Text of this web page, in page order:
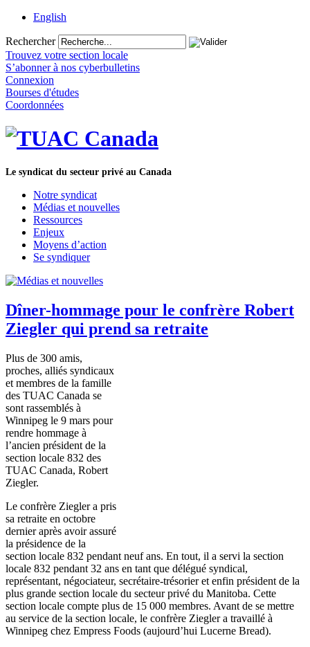
English
Rechercher
Trouvez votre section locale
S’abonner à nos cyberbulletins
Connexion
Bourses d'études
Coordonnées
Le syndicat du secteur privé au Canada
Notre syndicat
Médias et nouvelles
Ressources
Enjeux
Moyens d’action
Se syndiquer
Dîner-hommage pour le confrère Robert
Ziegler qui prend sa retraite
Plus de 300 amis,
proches, alliés syndicaux
et membres de la famille
des TUAC Canada se
sont rassemblés à
Winnipeg le 9 mars pour
rendre hommage à
l’ancien président de la
section locale 832 des
TUAC Canada, Robert
Ziegler.
Le confrère Ziegler a pris
sa retraite en octobre
dernier après avoir assuré
la présidence de la
section locale 832 pendant neuf ans. En tout, il a servi la section
locale 832 pendant 32 ans en tant que délégué syndical,
représentant, négociateur, secrétaire-trésorier et enfin président de la
plus grande section locale du secteur privé du Manitoba. Cette
section locale compte plus de 15 000 membres. Avant de se mettre
au service de la section locale, le confrère Ziegler a travaillé à
Winnipeg chez Empress Foods (aujourd’hui Lucerne Bread).